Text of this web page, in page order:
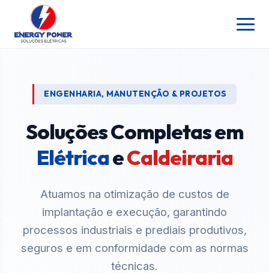
ENGENHARIA, MANUTENÇÃO & PROJETOS
Soluções Completas em
ElétricaeCaldeiraria
Atuamos na otimização de custos de
implantação e execução, garantindo
processos industriais e prediais produtivos,
seguros e em conformidade com as normas
técnicas.